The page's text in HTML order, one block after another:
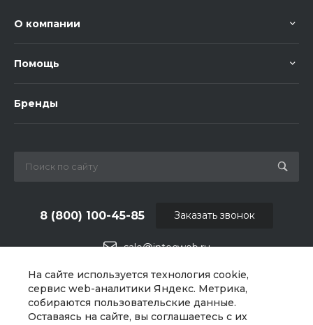
На сайте используется технология cookie,
сервис web-аналитики Яндекс. Метрика,
собираются пользовательские данные.
Оставаясь на сайте, вы соглашаетесь с их
О компании
Помощь
Бренды
sale@intecweb.ru
8 (800) 100-45-85
г. Челябинск, ул.Свободы, д.93, оф. 6
Заказать звонок